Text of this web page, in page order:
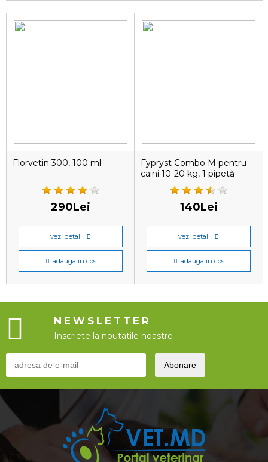
Florvetin 300, 100 ml
290Lei
vezi detalii
adauga in cos
Fypryst Combo M pentru
caini 10-20 kg, 1 pipetă
140Lei
vezi detalii
adauga in cos
NEWSLETTER
Inscriete la noutatile noastre